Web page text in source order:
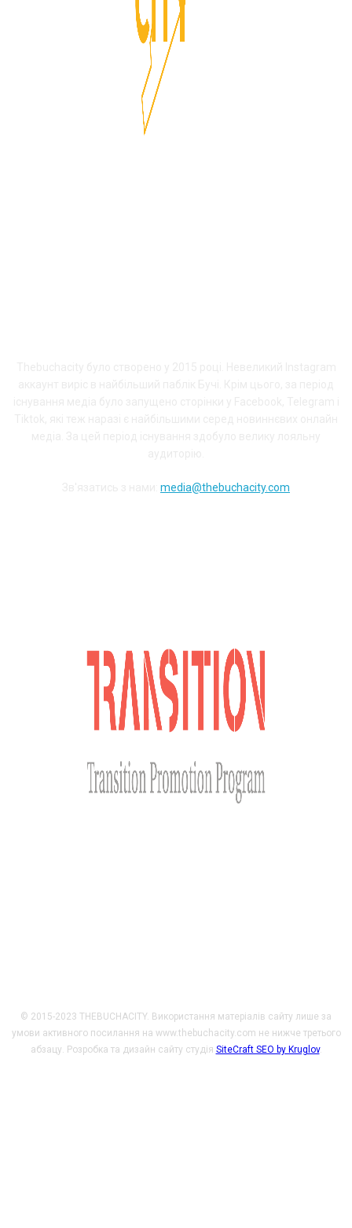
media@thebuchacity.com
© 2015-2023 THEBUCHACITY. Використання матеріалів сайту лише за
умови активного посилання на www.thebuchacity.com не нижче третього
абзацу. Розробка та дизайн сайту студія SiteCraft SEO by Kruglov.